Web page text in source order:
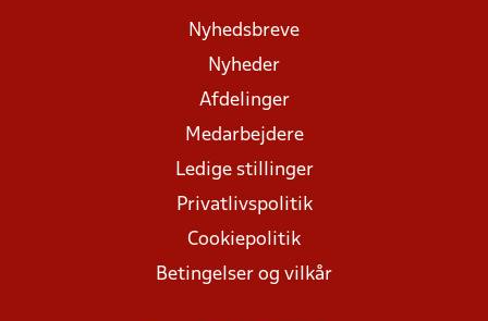
Nyhedsbreve
Nyheder
Afdelinger
Medarbejdere
Ledige stillinger
Privatlivspolitik
Cookiepolitik
Betingelser og vilkår